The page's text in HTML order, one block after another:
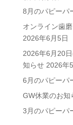
イ
ブ
8月のパピーパ
オンライン歯
2026年6月5日
2026年6月20
知らせ 2026年
6月のパピーパ
GW休業のお知
3月のパピーパ